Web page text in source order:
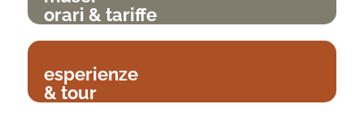
orari & tariffe
esperienze
& tour